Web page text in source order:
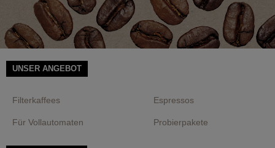
UNSER ANGEBOT
Filterkaffees Espressos
Für Vollautomaten Probierpakete